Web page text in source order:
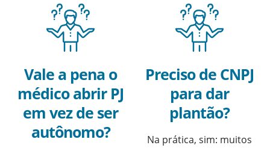
Vale a pena o
médico abrir PJ
em vez de ser
autônomo?
Preciso de CNPJ
para dar
plantão?
Na prática, sim: muitos